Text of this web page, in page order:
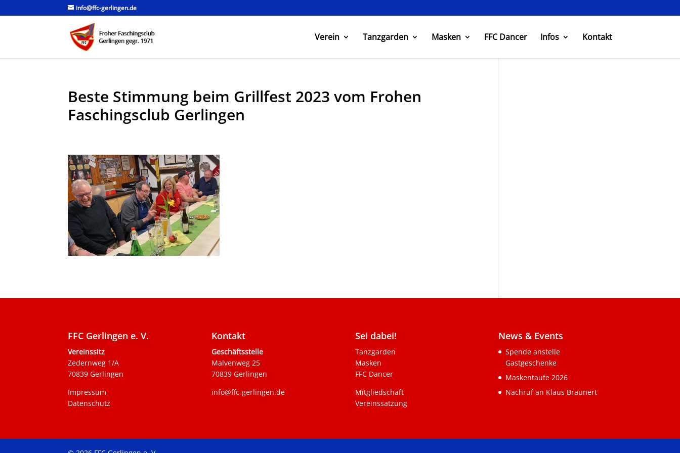
info@ffc-gerlingen.de
Verein Tanzgarden Masken FFC Dancer Infos Kontakt
Beste Stimmung beim Grillfest 2023 vom Frohen
Faschingsclub Gerlingen
FFC Gerlingen e. V.
Vereinssitz
Zedernweg 1/A
70839 Gerlingen
Impressum
Datenschutz
Kontakt
Geschäftsstelle
Malvenweg 25
70839 Gerlingen
info@ffc-gerlingen.de
Sei dabei!
Tanzgarden
Masken
FFC Dancer
Mitgliedschaft
Vereinssatzung
News & Events
Spende anstelle
Gastgeschenke
Maskentaufe 2026
Nachruf an Klaus Braunert